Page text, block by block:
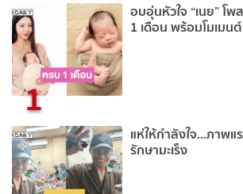
1
อบอุ่นหัวใจ “เนย”
1 เดือน พร้อมโมเมน
แห่ให้กำลังใจ...ภาพ
รักษามะเร็ง